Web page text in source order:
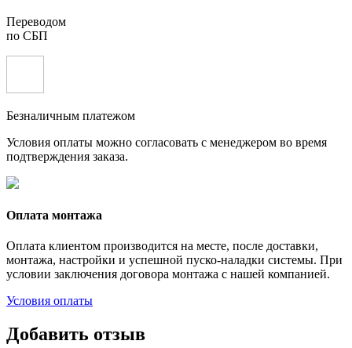
Переводом
по СБП
Безналичным платежом
Условия оплаты можно согласовать с менеджером во время
подтверждения заказа.
Оплата монтажа
Оплата клиентом производится на месте, после доставки,
монтажа, настройки и успешной пуско-наладки системы. При
условии заключения договора монтажа с нашей компанией.
Условия оплаты
Добавить отзыв